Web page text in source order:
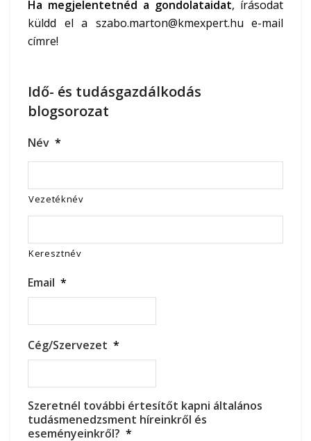
Ha megjelentetnéd a gondolataidat, írásodat
küldd el a szabo.marton@kmexpert.hu e-mail
címre!
Idő- és tudásgazdálkodás
blogsorozat
Név *
Vezetéknév
Keresztnév
Email *
Cég/Szervezet *
Szeretnél további értesítőt kapni általános
tudásmenedzsment híreinkről és
eseményeinkről? *